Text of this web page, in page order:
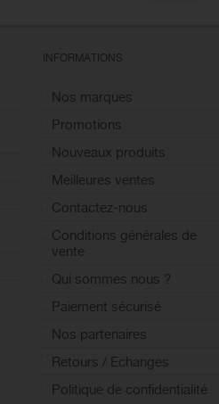
INFORMATIONS
Nos marques
Promotions
Nouveaux produits
Meilleures ventes
Contactez-nous
Conditions générales de
vente
Qui sommes nous ?
Paiement sécurisé
Nos partenaires
Retours / Echanges
Politique de confidentialité